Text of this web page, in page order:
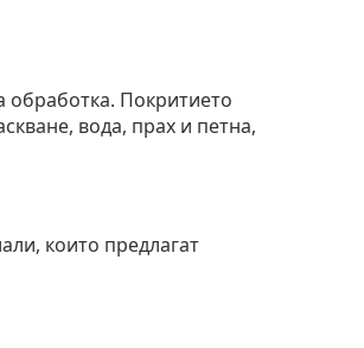
Покритието
вода, прах и петна,
които предлагат